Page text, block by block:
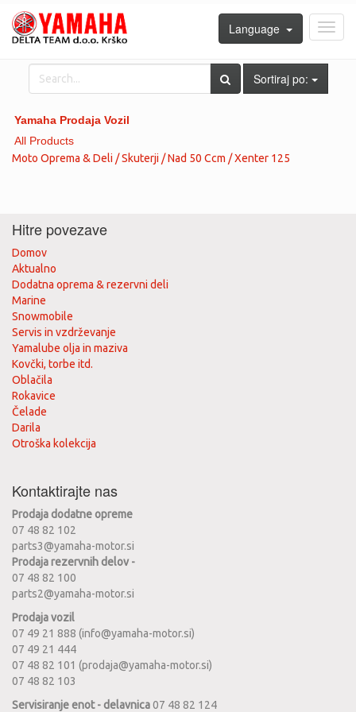
Language
Sortiraj po:
Yamaha Prodaja Vozil
All Products
Moto Oprema & Deli / Skuterji / Nad 50 Ccm / Xenter 125
Hitre povezave
Domov
Aktualno
Dodatna oprema & rezervni deli
Marine
Snowmobile
Servis in vzdrževanje
Yamalube olja in maziva
Kovčki, torbe itd.
Oblačila
Rokavice
Čelade
Darila
Otroška kolekcija
Kontaktirajte nas
Prodaja dodatne opreme
07 48 82 102
parts3@yamaha-motor.si
Prodaja rezervnih delov -
07 48 82 100
parts2@yamaha-motor.si
Prodaja vozil
07 49 21 888 (info@yamaha-motor.si)
07 49 21 444
07 48 82 101 (prodaja@yamaha-motor.si)
07 48 82 103
Servisiranje enot - delavnica07 48 82 124